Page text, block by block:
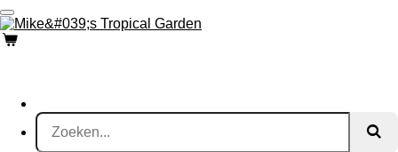
Ga
direct
naar